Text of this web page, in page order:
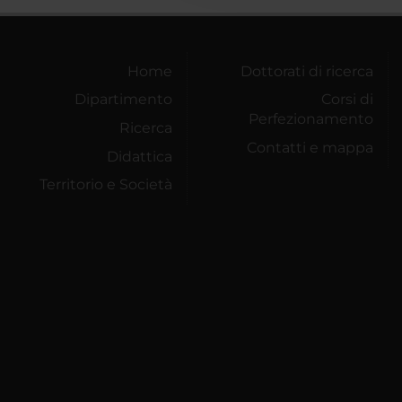
Home
Dipartimento
Ricerca
Didattica
Territorio e Società
Dottorati di ricerca
Corsi di
Perfezionamento
Contatti e mappa